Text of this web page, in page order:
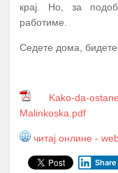
крај. Но, за
работиме.
Седете дома, бидете
Kako-da-
Malinkoska.pdf
читај онлине -
Share
А К Т И В Н О
ДОГОВОРИ
ДОКАЖАНИ
година